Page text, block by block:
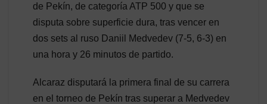
de Pekín, de categoría ATP 500 y que se
disputa sobre superficie dura, tras vencer en
dos sets al ruso Daniil Medvedev (7-5, 6-3) en
una hora y 26 minutos de partido.
Alcaraz disputará la primera final de su carrera
en el torneo de Pekín tras superar a Medvedev